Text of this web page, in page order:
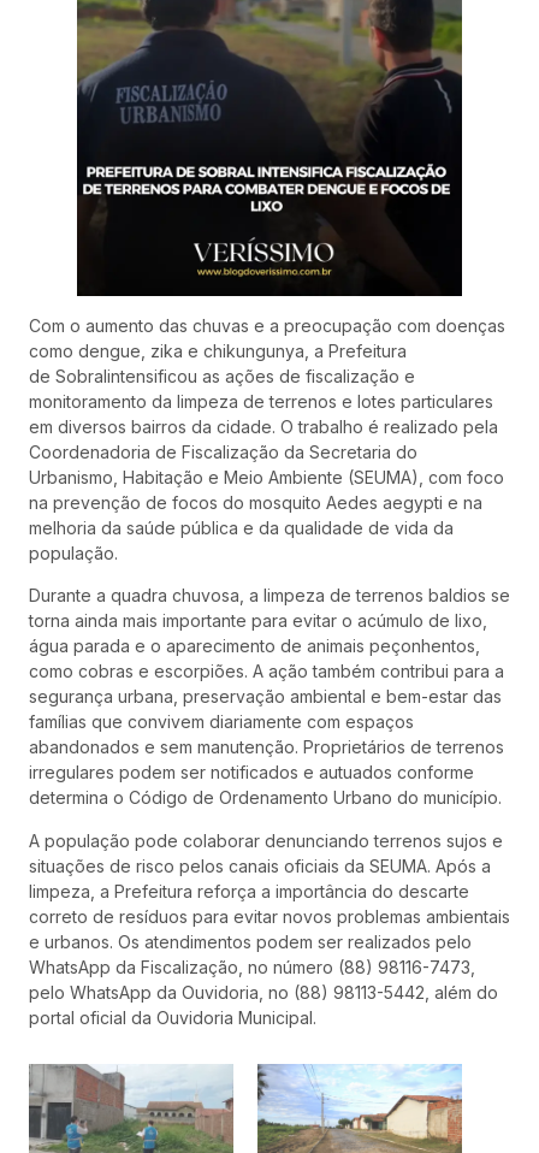
Com o aumento das chuvas e a preocupação com doenças
como dengue, zika e chikungunya, a Prefeitura
de Sobralintensificou as ações de fiscalização e
monitoramento da limpeza de terrenos e lotes particulares
em diversos bairros da cidade. O trabalho é realizado pela
Coordenadoria de Fiscalização da Secretaria do
Urbanismo, Habitação e Meio Ambiente (SEUMA), com foco
na prevenção de focos do mosquito Aedes aegypti e na
melhoria da saúde pública e da qualidade de vida da
população.
Durante a quadra chuvosa, a limpeza de terrenos baldios se
torna ainda mais importante para evitar o acúmulo de lixo,
água parada e o aparecimento de animais peçonhentos,
como cobras e escorpiões. A ação também contribui para a
segurança urbana, preservação ambiental e bem-estar das
famílias que convivem diariamente com espaços
abandonados e sem manutenção. Proprietários de terrenos
irregulares podem ser notificados e autuados conforme
determina o Código de Ordenamento Urbano do município.
A população pode colaborar denunciando terrenos sujos e
situações de risco pelos canais oficiais da SEUMA. Após a
limpeza, a Prefeitura reforça a importância do descarte
correto de resíduos para evitar novos problemas ambientais
e urbanos. Os atendimentos podem ser realizados pelo
WhatsApp da Fiscalização, no número (88) 98116-7473,
pelo WhatsApp da Ouvidoria, no (88) 98113-5442, além do
portal oficial da Ouvidoria Municipal.